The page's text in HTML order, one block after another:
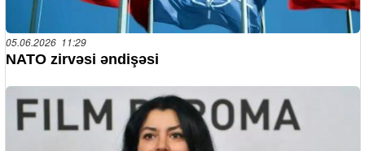
05.06.2026 11:29
NATO zirvəsi əndişəsi